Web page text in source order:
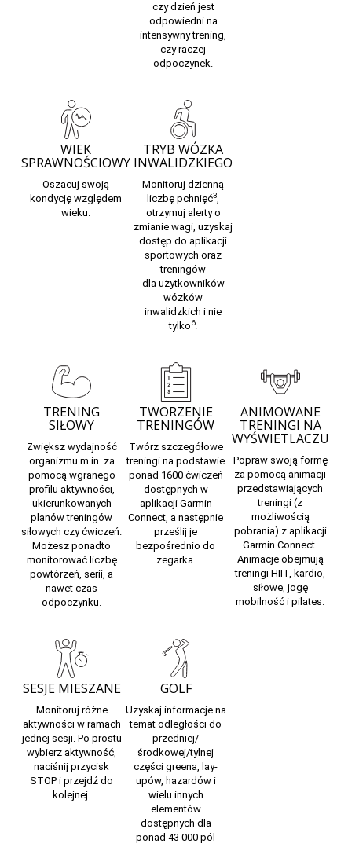
czy dzień jest
odpowiedni na
intensywny trening,
czy raczej
odpoczynek.
WIEK
SPRAWNOŚCIOWY
Oszacuj swoją
kondycję względem
wieku.
TRYB WÓZKA
INWALIDZKIEGO
Monitoruj dzienną
liczbę pchnięć3,
otrzymuj alerty o
zmianie wagi, uzyskaj
dostęp do aplikacji
sportowych oraz
treningów
dla użytkowników
wózków
inwalidzkich i nie
tylko6.
TRENING
SIŁOWY
Zwiększ wydajność
organizmu m.in. za
pomocą wgranego
profilu aktywności,
ukierunkowanych
planów treningów
siłowych czy ćwiczeń.
Możesz ponadto
monitorować liczbę
powtórzeń, serii, a
nawet czas
odpoczynku.
TWORZENIE
TRENINGÓW
Twórz szczegółowe
treningi na podstawie
ponad 1600 ćwiczeń
dostępnych w
aplikacji Garmin
Connect, a następnie
prześlij je
bezpośrednio do
zegarka.
ANIMOWANE
TRENINGI NA
WYŚWIETLACZU
Popraw swoją formę
za pomocą animacji
przedstawiających
treningi (z
możliwością
pobrania) z aplikacji
Garmin Connect.
Animacje obejmują
treningi HIIT, kardio,
siłowe, jogę
mobilność i pilates.
SESJE MIESZANE
Monitoruj różne
aktywności w ramach
jednej sesji. Po prostu
wybierz aktywność,
naciśnij przycisk
STOP i przejdź do
kolejnej.
GOLF
Uzyskaj informacje na
temat odległości do
przedniej/
środkowej/tylnej
części greena, lay-
upów, hazardów i
wielu innych
elementów
dostępnych dla
ponad 43 000 pól